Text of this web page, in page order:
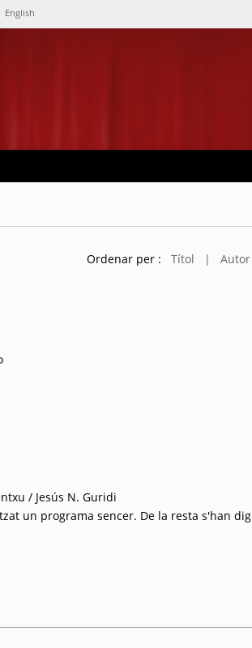
English
Ordenar per : Títol | Autor
/ Jesús N. Guridi
un programa sencer. De la resta s'han